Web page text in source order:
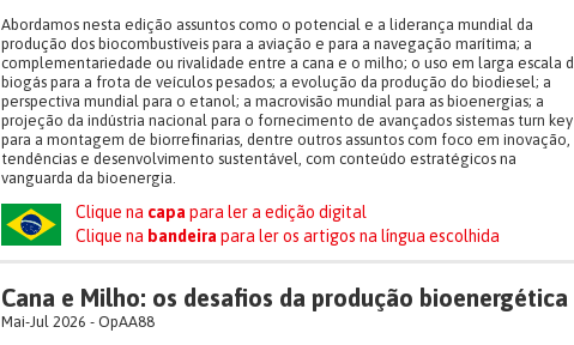
Abordamos nesta edição assuntos como o potencial e a liderança mundial da
produção dos biocombustíveis para a aviação e para a navegação marítima; a
complementariedade ou rivalidade entre a cana e o milho; o uso em larga escala
biogás para a frota de veículos pesados; a evolução da produção do biodiesel; a
perspectiva mundial para o etanol; a macrovisão mundial para as bioenergias; a
projeção da indústria nacional para o fornecimento de avançados sistemas turn key
para a montagem de biorrefinarias, dentre outros assuntos com foco em inovação,
tendências e desenvolvimento sustentável, com conteúdo estratégicos na
vanguarda da bioenergia.
Clique na capa para ler a edição digital
Clique na bandeira para ler os artigos na língua escolhida
Cana e Milho: os desafios da produção bioenergética
Mai-Jul 2026 - OpAA88